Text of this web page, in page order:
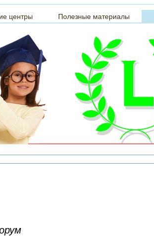
центры Полезные материалы